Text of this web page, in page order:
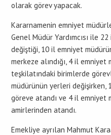
olarak görev yapacak.
Kararnamenin emniyet
Genel Müdür Yardımcısı ile
değiştiği, 10 il emniyet
merkeze alındığı, 4 il emniyet
teşkilatındaki birimlerde
müdürünün yerleri
göreve atandı ve 4 il emniyet
amirlerinden atandı.
Emekliye ayrılan Mahmut